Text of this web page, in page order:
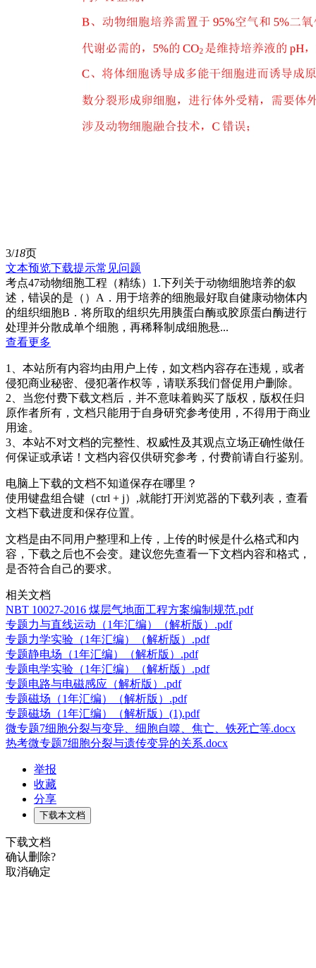
3/18页
文本预览下载提示常见问题
考点47动物细胞工程（精练）1.下列关于动物细胞培养的叙
述，错误的是（）A．用于培养的细胞最好取自健康动物体内
的组织细胞B．将所取的组织先用胰蛋白酶或胶原蛋白酶进行
处理并分散成单个细胞，再稀释制成细胞悬...
查看更多
1、本站所有内容均由用户上传，如文档内容存在违规，或者
侵犯商业秘密、侵犯著作权等，请联系我们督促用户删除。
2、当您付费下载文档后，并不意味着购买了版权，版权任归
原作者所有，文档只能用于自身研究参考使用，不得用于商业
用途。
3、本站不对文档的完整性、权威性及其观点立场正确性做任
何保证或承诺！文档内容仅供研究参考，付费前请自行鉴别。
电脑上下载的文档不知道保存在哪里？
使用键盘组合键（ctrl + j）,就能打开浏览器的下载列表，查看
文档下载进度和保存位置。
文档是由不同用户整理和上传，上传的时候是什么格式和内
容，下载之后也不会变。建议您先查看一下文档内容和格式，
是否符合自己的要求。
相关文档
NBT 10027-2016 煤层气地面工程方案编制规范.pdf
专题力与直线运动（1年汇编）（解析版）.pdf
专题力学实验（1年汇编）（解析版）.pdf
专题静电场（1年汇编）（解析版）.pdf
专题电学实验（1年汇编）（解析版）.pdf
专题电路与电磁感应（解析版）.pdf
专题磁场（1年汇编）（解析版）.pdf
专题磁场（1年汇编）（解析版）(1).pdf
微专题7细胞分裂与变异、细胞自噬、焦亡、铁死亡等.docx
热考微专题7细胞分裂与遗传变异的关系.docx
举报
收藏
分享
下载本文档
下载文档
确认删除?
取消确定